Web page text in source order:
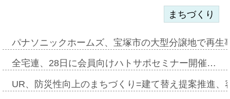
まちづくり
パナソニックホームズ、宝塚市の大型分譲地で再
全宅連、28日に会員向けハトサポセミナー開催…
UR、防災性向上のまちづくり=建て替え提案推進